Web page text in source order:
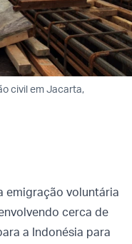
civil em Jacarta,
emigração voluntária
cerca de
a Indonésia para